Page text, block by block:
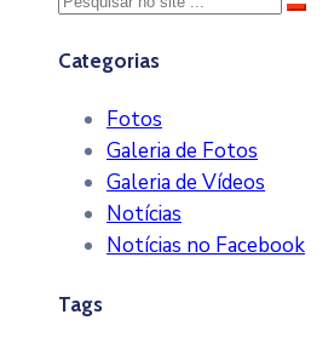
Categorias
Fotos
Galeria de Fotos
Galeria de Vídeos
Notícias
Notícias no Facebook
Tags